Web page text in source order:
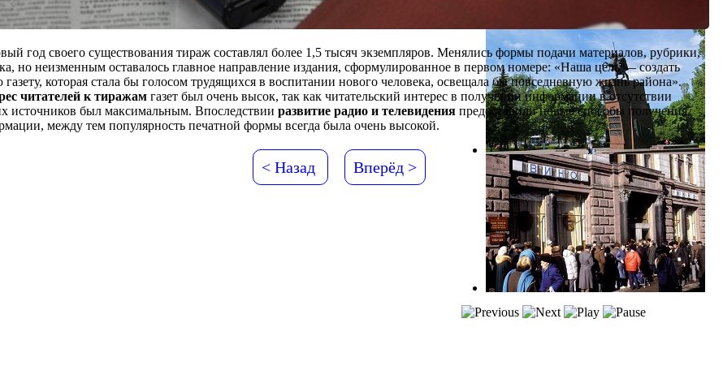
год своего существования тираж составлял более 1,5 тысяч экземпляров. Менялись формы подачи материалов, рубрики,
но неизменным оставалось главное направление издания, сформулированное в первом номере: «Наша цель — создать
газету, которая стала бы голосом трудящихся в воспитании нового человека, освещала бы повседневную жизнь района».
читателей к тиражам газет был очень высок, так как читательский интерес в получении информации в отсутствии
источников был максимальным. Впоследствииразвитие радио и телевидения предоставили новые способы получения
между тем популярность печатной формы всегда была очень высокой.
< Назад Вперёд >